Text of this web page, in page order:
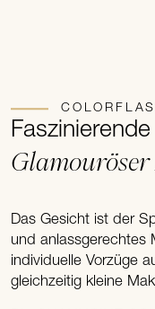
Glamouröser
Das Gesicht ist der
und anlassgerechtes
individuelle Vorzüge
gleichzeitig kleine